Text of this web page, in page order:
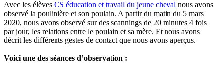
Avec les élèves CS éducation et travail du jeune cheval nous avons
observé la poulinière et son poulain. A partir du matin du 5 mars
2020, nous avons observé sur des scannings de 20 minutes 4 fois
par jour, les relations entre le poulain et sa mère. Et nous avons
décrit les différents gestes de contact que nous avons aperçus.
Voici une des séances d’observation :